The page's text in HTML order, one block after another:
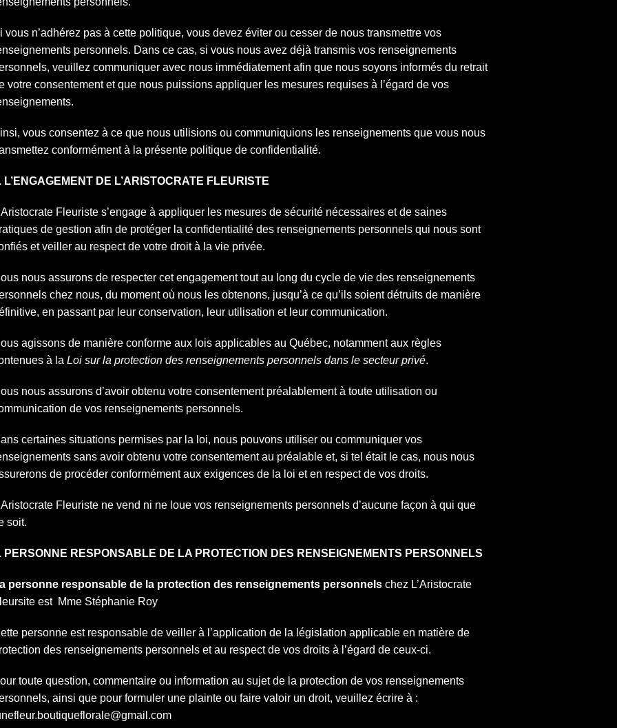
vous n’adhérez pas à cette politique, vous devez éviter ou cesser de nous transmettre vos
personnels. Dans ce cas, si vous nous avez déjà transmis vos renseignements
veuillez communiquer avec nous immédiatement afin que nous soyons informés du retrait
votre consentement et que nous puissions appliquer les mesures requises à l’égard de vos
vous consentez à ce que nous utilisions ou communiquions les renseignements que vous nous
conformément à la présente politique de confidentialité.
L’ENGAGEMENT DE L’ARISTOCRATE FLEURISTE
Fleuriste s’engage à appliquer les mesures de sécurité nécessaires et de saines
de gestion afin de protéger la confidentialité des renseignements personnels qui nous sont
et veiller au respect de votre droit à la vie privée.
nous assurons de respecter cet engagement tout au long du cycle de vie des renseignements
chez nous, du moment où nous les obtenons, jusqu’à ce qu’ils soient détruits de manière
en passant par leur conservation, leur utilisation et leur communication.
agissons de manière conforme aux lois applicables au Québec, notamment aux règles
à la Loi sur la protection des renseignements personnels dans le secteur privé.
nous assurons d’avoir obtenu votre consentement préalablement à toute utilisation ou
de vos renseignements personnels.
certaines situations permises par la loi, nous pouvons utiliser ou communiquer vos
sans avoir obtenu votre consentement au préalable et, si tel était le cas, nous nous
de procéder conformément aux exigences de la loi et en respect de vos droits.
Fleuriste ne vend ni ne loue vos renseignements personnels d’aucune façon à qui que
soit.
PERSONNE RESPONSABLE DE LA PROTECTION DES RENSEIGNEMENTS PERSONNELS
personne responsable de la protection des renseignements personnels chez L’Aristocrate
est Mme Stéphanie Roy
personne est responsable de veiller à l’application de la législation applicable en matière de
des renseignements personnels et au respect de vos droits à l’égard de ceux-ci.
toute question, commentaire ou information au sujet de la protection de vos renseignements
ainsi que pour formuler une plainte ou faire valoir un droit, veuillez écrire à :